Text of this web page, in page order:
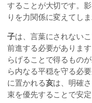
することが大切です。
りを力関係に変えてし
子は、言葉にされない
前進する必要があります
らげることで得るものが
ら内なる平穏を守る必
に置かれる亥は、明確
束を優先することで安定